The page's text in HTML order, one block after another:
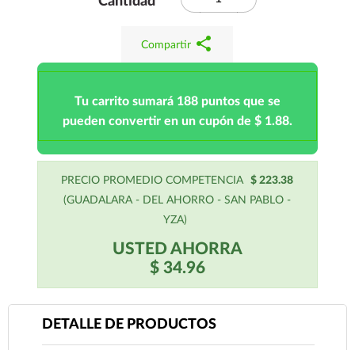
Compartir share
Tu carrito sumará 188 puntos que se
pueden convertir en un cupón de $ 1.88.
PRECIO PROMEDIO COMPETENCIA
$ 223.38
(GUADALARA - DEL AHORRO - SAN PABLO -
YZA)
USTED AHORRA
$ 34.96
DETALLE DE PRODUCTOS